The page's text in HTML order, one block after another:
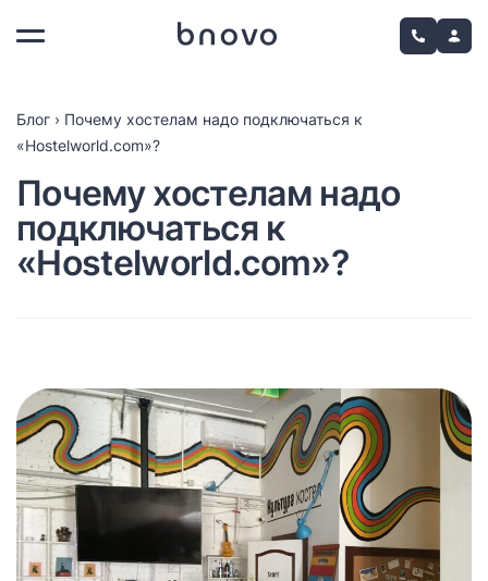
Блог › Почему хостелам надо подключаться к
«Hostelworld.соm»?
Почему хостелам надо
подключаться к
«Hostelworld.соm»?